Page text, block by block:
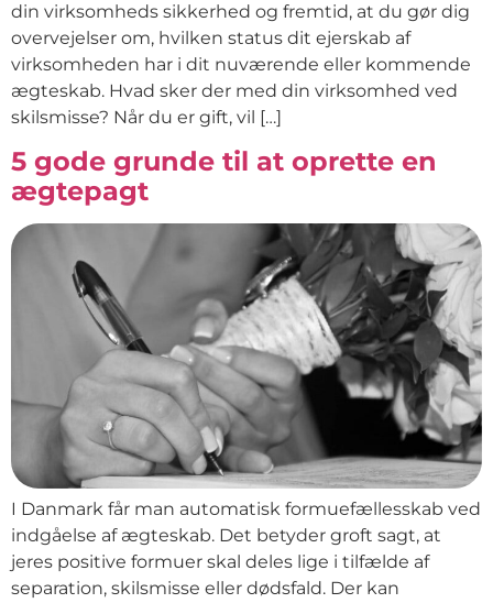
din virksomheds sikkerhed og fremtid, at du gør dig
overvejelser om, hvilken status dit ejerskab af
virksomheden har i dit nuværende eller kommende
ægteskab. Hvad sker der med din virksomhed ved
skilsmisse? Når du er gift, vil […]
5 gode grunde til at oprette en
ægtepagt
I Danmark får man automatisk formuefællesskab ved
indgåelse af ægteskab. Det betyder groft sagt, at
jeres positive formuer skal deles lige i tilfælde af
separation, skilsmisse eller dødsfald. Der kan